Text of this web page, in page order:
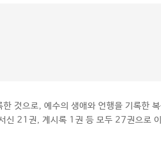
것으로, 예수의 생애와 언행을 기록한
신 21권, 계시록 1권 등 모두 27권으로